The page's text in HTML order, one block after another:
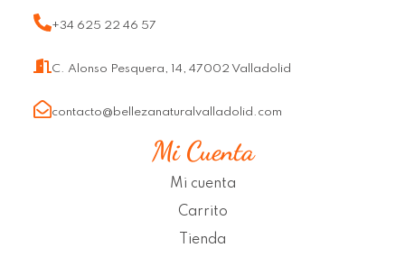
+34 625 22 46 57
C. Alonso Pesquera, 14, 47002 Valladolid
contacto@bellezanaturalvalladolid.com
Mi Cuenta
Mi cuenta
Carrito
Tienda